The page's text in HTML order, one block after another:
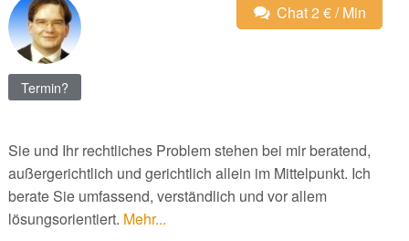
Termin?
Chat 2 € / Min
Sie und Ihr rechtliches Problem stehen bei mir beratend,
außergerichtlich und gerichtlich allein im Mittelpunkt. Ich
berate Sie umfassend, verständlich und vor allem
lösungsorientiert. Mehr...